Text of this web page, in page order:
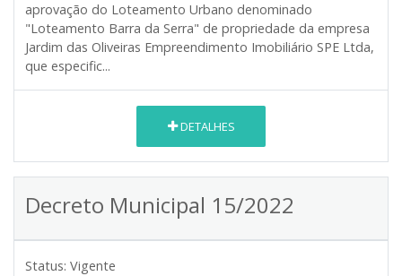
aprovação do Loteamento Urbano denominado
"Loteamento Barra da Serra" de propriedade da empresa
Jardim das Oliveiras Empreendimento Imobiliário SPE Ltda,
que especific...
DETALHES
Decreto Municipal 15/2022
Status: Vigente